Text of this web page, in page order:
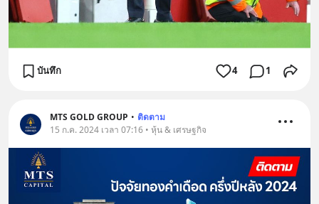
บันทึก 4 1
MTS GOLD GROUP • ติดตาม
15 ก.ค. 2024 เวลา 07:16 • หุ้น & เศรษฐกิจ